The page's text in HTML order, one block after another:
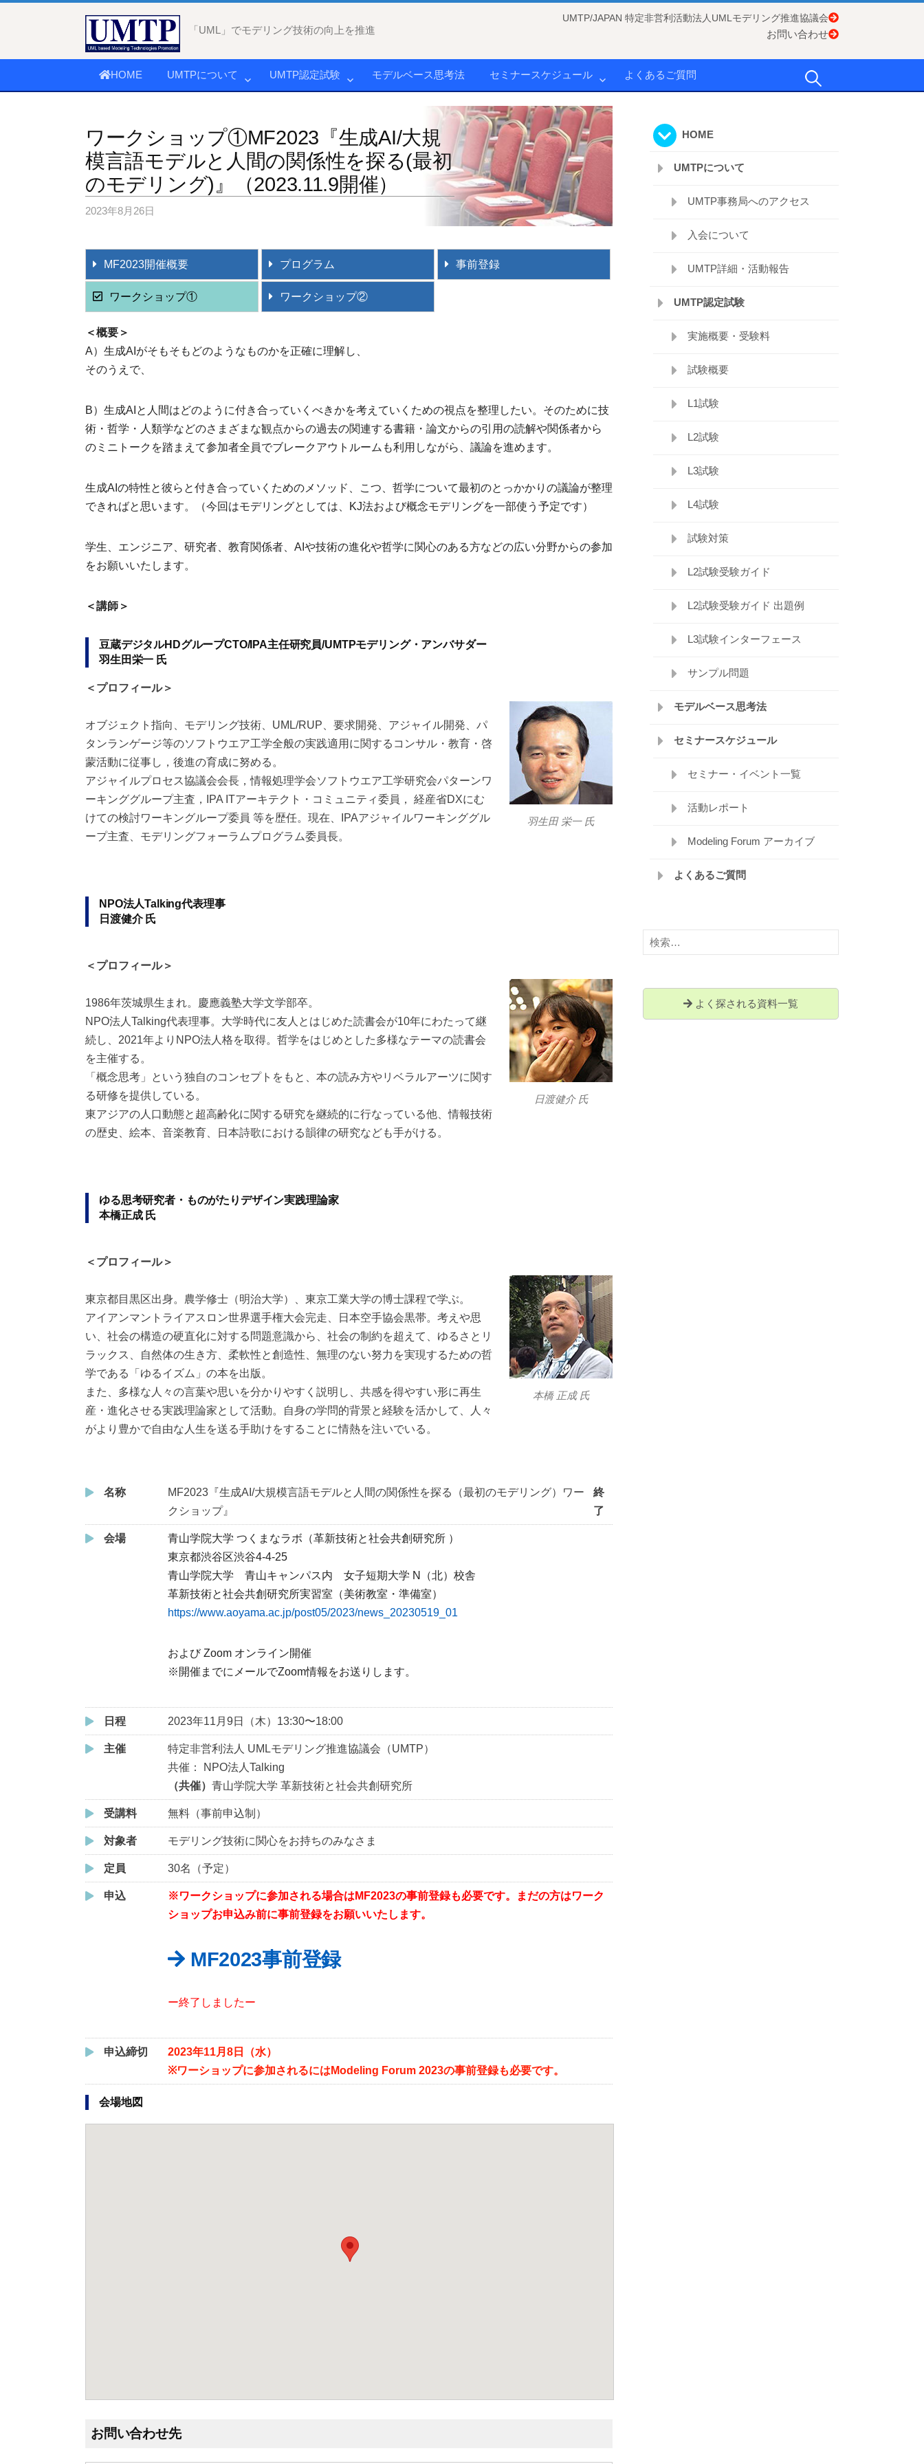
「UML」でモデリング技術の向上を推進
UMTP/JAPAN 特定非営利活動法人UMLモデリング推進協議会
お問い合わせ
HOME UMTPについて UMTP認定試験 モデルベース思考法 セミナースケジュール よくあるご質問 検
ワークショップ①MF2023『生成AI/大規
模言語モデルと人間の関係性を探る(最初
のモデリング)』（2023.11.9開催）
2023年8月26日
MF2023開催概要 プログラム 事前登録
ワークショップ① ワークショップ②
＜概要＞
A）生成AIがそもそもどのようなものかを正確に理解し、
そのうえで、
B）生成AIと人間はどのように付き合っていくべきかを考えていくための視点を整理したい。そのために技
術・哲学・人類学などのさまざまな観点からの過去の関連する書籍・論文からの引用の読解や関係者から
のミニトークを踏まえて参加者全員でブレークアウトルームも利用しながら、議論を進めます。
生成AIの特性と彼らと付き合っていくためのメソッド、こつ、哲学について最初のとっかかりの議論が整理
できればと思います。（今回はモデリングとしては、KJ法および概念モデリングを一部使う予定です）
学生、エンジニア、研究者、教育関係者、AIや技術の進化や哲学に関心のある方などの広い分野からの参加
をお願いいたします。
＜講師＞
豆蔵デジタルHDグループCTO/IPA主任研究員/UMTPモデリング・アンバサダー
羽生田栄一 氏
＜プロフィール＞
羽生田 栄一 氏
オブジェクト指向、モデリング技術、UML/RUP、要求開発、アジャイル開発、パ
タンランゲージ等のソフトウエア工学全般の実践適用に関するコンサル・教育・啓
蒙活動に従事し，後進の育成に努める。
アジャイルプロセス協議会会長，情報処理学会ソフトウエア工学研究会パターンワ
ーキンググループ主査，IPA ITアーキテクト・コミュニティ委員， 経産省DXにむ
けての検討ワーキングループ委員 等を歴任。現在、IPAアジャイルワーキンググル
ープ主査、モデリングフォーラムプログラム委員長。
NPO法人Talking代表理事
日渡健介 氏
＜プロフィール＞
日渡健介 氏
1986年茨城県生まれ。慶應義塾大学文学部卒。
NPO法人Talking代表理事。大学時代に友人とはじめた読書会が10年にわたって継
続し、2021年よりNPO法人格を取得。哲学をはじめとした多様なテーマの読書会
を主催する。
「概念思考」という独自のコンセプトをもと、本の読み方やリベラルアーツに関す
る研修を提供している。
東アジアの人口動態と超高齢化に関する研究を継続的に行なっている他、情報技術
の歴史、絵本、音楽教育、日本詩歌における韻律の研究なども手がける。
ゆる思考研究者・ものがたりデザイン実践理論家
本橋正成 氏
＜プロフィール＞
本橋 正成 氏
東京都目黒区出身。農学修士（明治大学）、東京工業大学の博士課程で学ぶ。
アイアンマントライアスロン世界選手権大会完走、日本空手協会黒帯。考えや思
い、社会の構造の硬直化に対する問題意識から、社会の制約を超えて、ゆるさとリ
ラックス、自然体の生き方、柔軟性と創造性、無理のない努力を実現するための哲
学である「ゆるイズム」の本を出版。
また、多様な人々の言葉や思いを分かりやすく説明し、共感を得やすい形に再生
産・進化させる実践理論家として活動。自身の学問的背景と経験を活かして、人々
がより豊かで自由な人生を送る手助けをすることに情熱を注いでいる。
名称
MF2023『生成AI/大規模言語モデルと人間の関係性を探る（最初のモデリング）ワー
クショップ』
終
了
会場
青山学院大学 つくまなラボ（革新技術と社会共創研究所 ）
東京都渋谷区渋谷4-4-25
青山学院大学 青山キャンパス内 女子短期大学 N（北）校舎
革新技術と社会共創研究所実習室（美術教室・準備室）
https://www.aoyama.ac.jp/post05/2023/news_20230519_01
および Zoom オンライン開催
※開催までにメールでZoom情報をお送りします。
日程 2023年11月9日（木）13:30〜18:00
主催
特定非営利法人 UMLモデリング推進協議会（UMTP）
共催： NPO法人Talking
（共催） 青山学院大学 革新技術と社会共創研究所
受講料 無料（事前申込制）
対象者 モデリング技術に関心をお持ちのみなさま
定員 30名（予定）
申込
※ワークショップに参加される場合はMF2023の事前登録も必要です。まだの方はワーク
ショップお申込み前に事前登録をお願いいたします。
MF2023事前登録
ー終了しましたー
申込締切
2023年11月8日（水）
※ワーショップに参加されるにはModeling Forum 2023の事前登録も必要です。
会場地図
お問い合わせ先
HOME
UMTPについて
UMTP事務局へのアクセス
入会について
UMTP詳細・活動報告
UMTP認定試験
実施概要・受験料
試験概要
L1試験
L2試験
L3試験
L4試験
試験対策
L2試験受験ガイド
L2試験受験ガイド 出題例
L3試験インターフェース
サンプル問題
モデルベース思考法
セミナースケジュール
セミナー・イベント一覧
活動レポート
Modeling Forum アーカイブ
よくあるご質問
検
索:
よく探される資料一覧